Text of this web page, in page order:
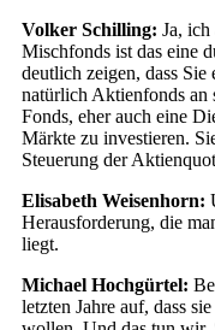
Volker Schilling: Ja,
Mischfonds ist das eine
deutlich zeigen, dass
natürlich Aktienfonds an
Fonds, eher auch eine
Märkte zu investieren.
Steuerung der
Elisabeth Weisenhorn:
Herausforderung, die
liegt.
Michael Hochgürtel:
letzten Jahre auf, dass